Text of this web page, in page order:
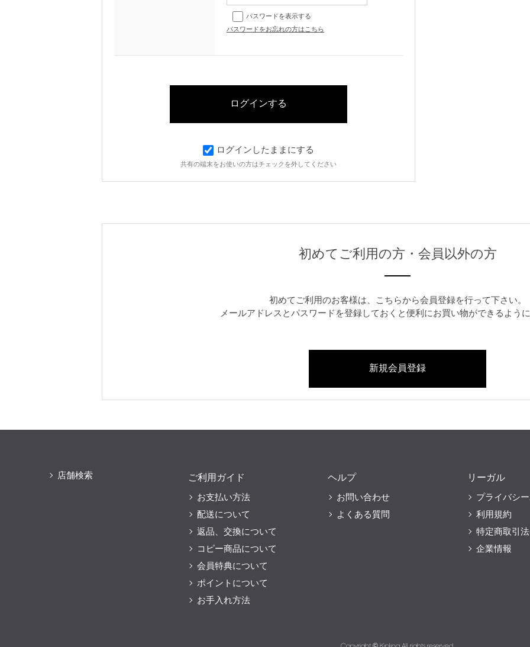
パスワードを表示する
パスワードをお忘れの方はこちら
ログインしたままにする
共有の端末をお使いの方はチェックを外してください
初めてご利用の方・会員以外の方
初めてご利用のお客様は、こちらから会員登録を行って下さい。
メールアドレスとパスワードを登録しておくと便利にお買い物ができるように
店舗検索
ご利用ガイド
お支払い方法
配送について
返品、交換について
コピー商品について
会員特典について
ポイントについて
お手入れ方法
ヘルプ
お問い合わせ
よくある質問
リーガル
プライバシ
利用規約
特定商取引
企業情報